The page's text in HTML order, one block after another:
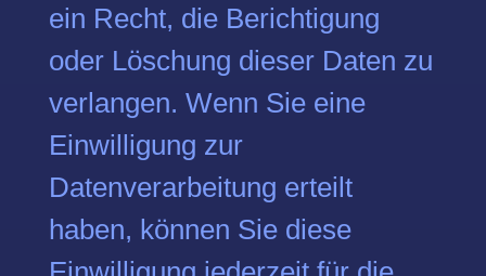
ein Recht, die Berichtigung
oder Löschung dieser Daten zu
verlangen. Wenn Sie eine
Einwilligung zur
Datenverarbeitung erteilt
haben, können Sie diese